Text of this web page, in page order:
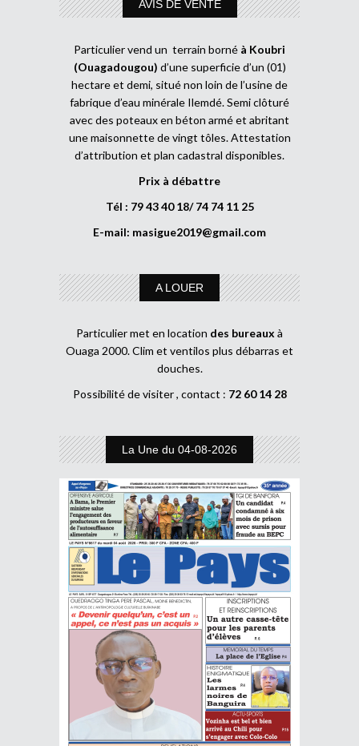
AVIS DE VENTE
Particulier vend un terrain borné à Koubri
(Ouagadougou) d’une superficie d’un (01)
hectare et demi, situé non loin de l’usine de
fabrique d’eau minérale Ilemdé. Semi clôturé
avec des poteaux en béton armé et abritant
une maisonnette de vingt tôles. Attestation
d’attribution et plan cadastral disponibles.
Prix à débattre
Tél : 79 43 40 18/ 74 74 11 25
E-mail: masigue2019@gmail.com
A LOUER
Particulier met en location des bureaux à
Ouaga 2000. Clim et ventilos plus débarras et
douches.
Possibilité de visiter , contact : 72 60 14 28
La Une du 04-08-2026